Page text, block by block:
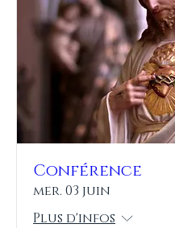
Conférence
mer. 03 juin
Plus d'infos